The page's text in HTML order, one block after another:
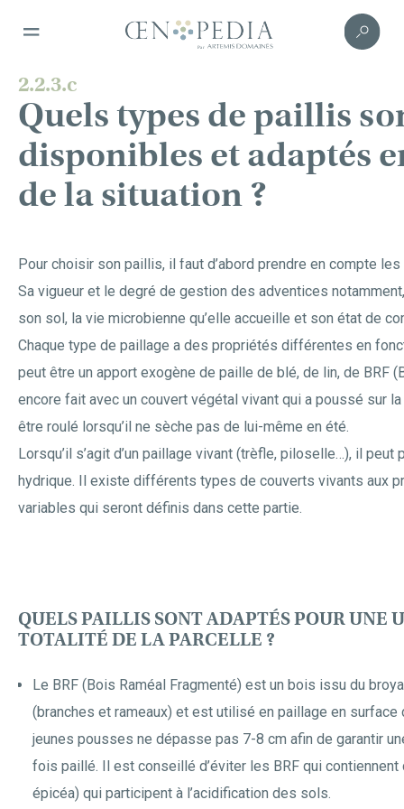
2.2.3.c
Quels types de paillis
disponibles et adaptés
de la situation ?
Pour choisir son paillis, il faut d’abord prendre en compte
Sa vigueur et le degré de gestion des adventices
son sol, la vie microbienne qu’elle accueille et son état de
Chaque type de paillage a des propriétés différentes en
peut être un apport exogène de paille de blé, de lin, de BRF
encore fait avec un couvert végétal vivant qui a poussé sur
être roulé lorsqu’il ne sèche pas de lui-même en été.
Lorsqu’il s’agit d’un paillage vivant (trèfle, piloselle…), il
hydrique. Il existe différents types de couverts vivants aux
variables qui seront définis dans cette partie.
QUELS PAILLIS SONT ADAPTÉS POUR UNE
TOTALITÉ DE LA PARCELLE ?
Le BRF (Bois Raméal Fragmenté) est un bois issu du
(branches et rameaux) et est utilisé en paillage en
jeunes pousses ne dépasse pas 7-8 cm afin de garantir
fois paillé. Il est conseillé d’éviter les BRF qui
épicéa) qui participent à l’acidification des sols.